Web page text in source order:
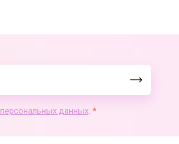
персональных данных. *